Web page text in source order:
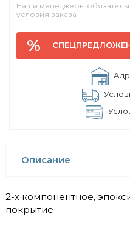
Наши менеджеры
условия заказа
Описание
2-х компонентное,
покрытие